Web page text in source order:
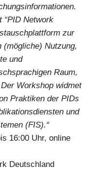
“PID Network
zur
Nutzung,
und
Raum,
Workshop widmet
Praktiken der PIDs
und
(FIS).“
16:00 Uhr, online
Deutschland